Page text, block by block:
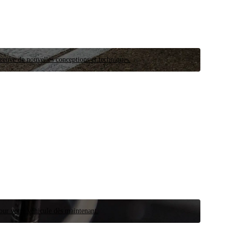
de nouvelles conceptions et techniques.
votre véhicule dès maintenant.